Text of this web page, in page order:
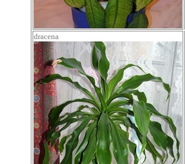
dracena